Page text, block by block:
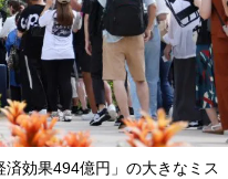
効果494億円」の大きなミス